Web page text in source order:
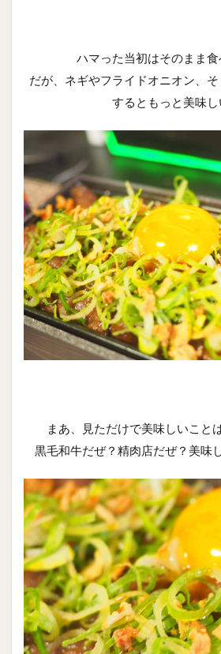
ハマった当初はそのまま食
だが、ネギやフライドオニオン、
するともっと美味し
まあ、見ただけで美味しいこと
黒毛和牛だぜ？精肉店だぜ？美味